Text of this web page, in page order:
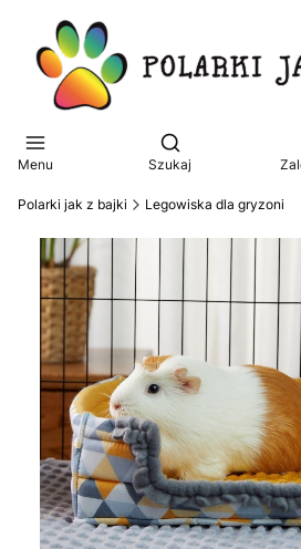
Menu
Otwórz
Szukaj
Polarki jak z bajki Legowiska dla gryzoni